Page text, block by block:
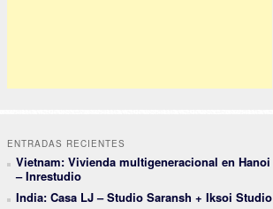
ENTRADAS RECIENTES
Vietnam: Vivienda multigeneracional en Hanoi
– Inrestudio
India: Casa LJ – Studio Saransh + Iksoi Studio